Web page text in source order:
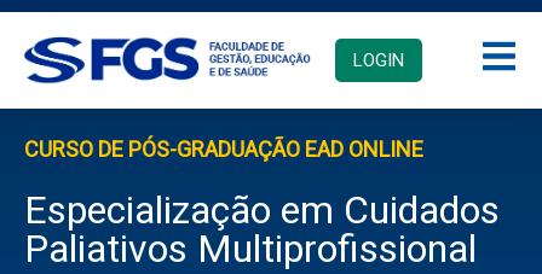
LOGIN
CURSO DE PÓS-GRADUAÇÃO EAD ONLINE
Especialização em Cuidados
Paliativos Multiprofissional